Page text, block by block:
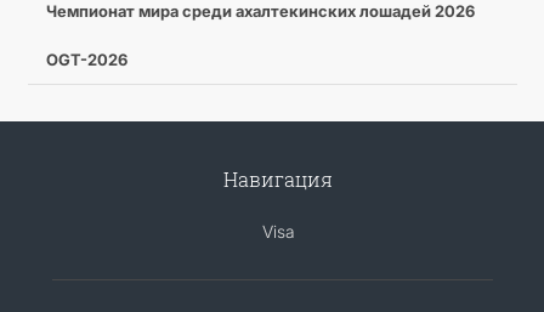
Чемпионат мира среди ахалтекинских лошадей 2026
OGT-2026
Навигация
Visa